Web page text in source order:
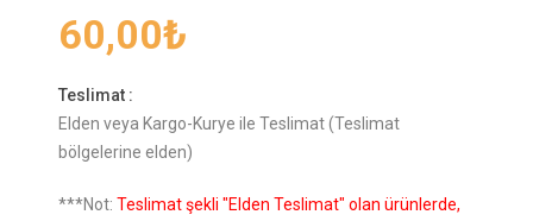
60,00₺
Teslimat :
Elden veya Kargo-Kurye ile Teslimat (Teslimat
bölgelerine elden)
***Not: Teslimat şekli "Elden Teslimat" olan ürünlerde,